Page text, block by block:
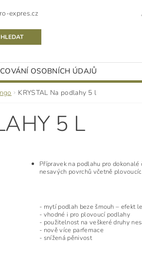
expres.cz
OSOBNÍCH ÚDAJŮ
KRYSTAL Na podlahy 5 l
5 L
Přípravek na podlahu pro
nesavých povrchů včetně
- mytí podlah beze šmouh – efekt
- vhodné i pro plovoucí podlahy
- použitelnost na veškeré druhy
- nově více parfemace
- snížená pěnivost